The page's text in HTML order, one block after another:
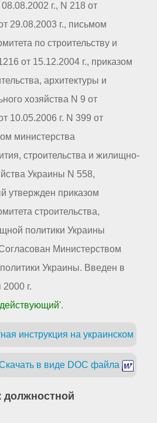
г., N 218 от
29.08.2003 г., письмом
по строительству и
от 15.12.2004 г., приказом
архитектуры и
хозяйства N 9 от
10.05.2006 г. N 399 от
министерства
строительства и жилищно-
Украины N 558,
утвержден приказом
строительства,
политики Украины
Министерством
Украины. Введен в
г.
.
инструкция на украинском
в виде DOC файла
должностной